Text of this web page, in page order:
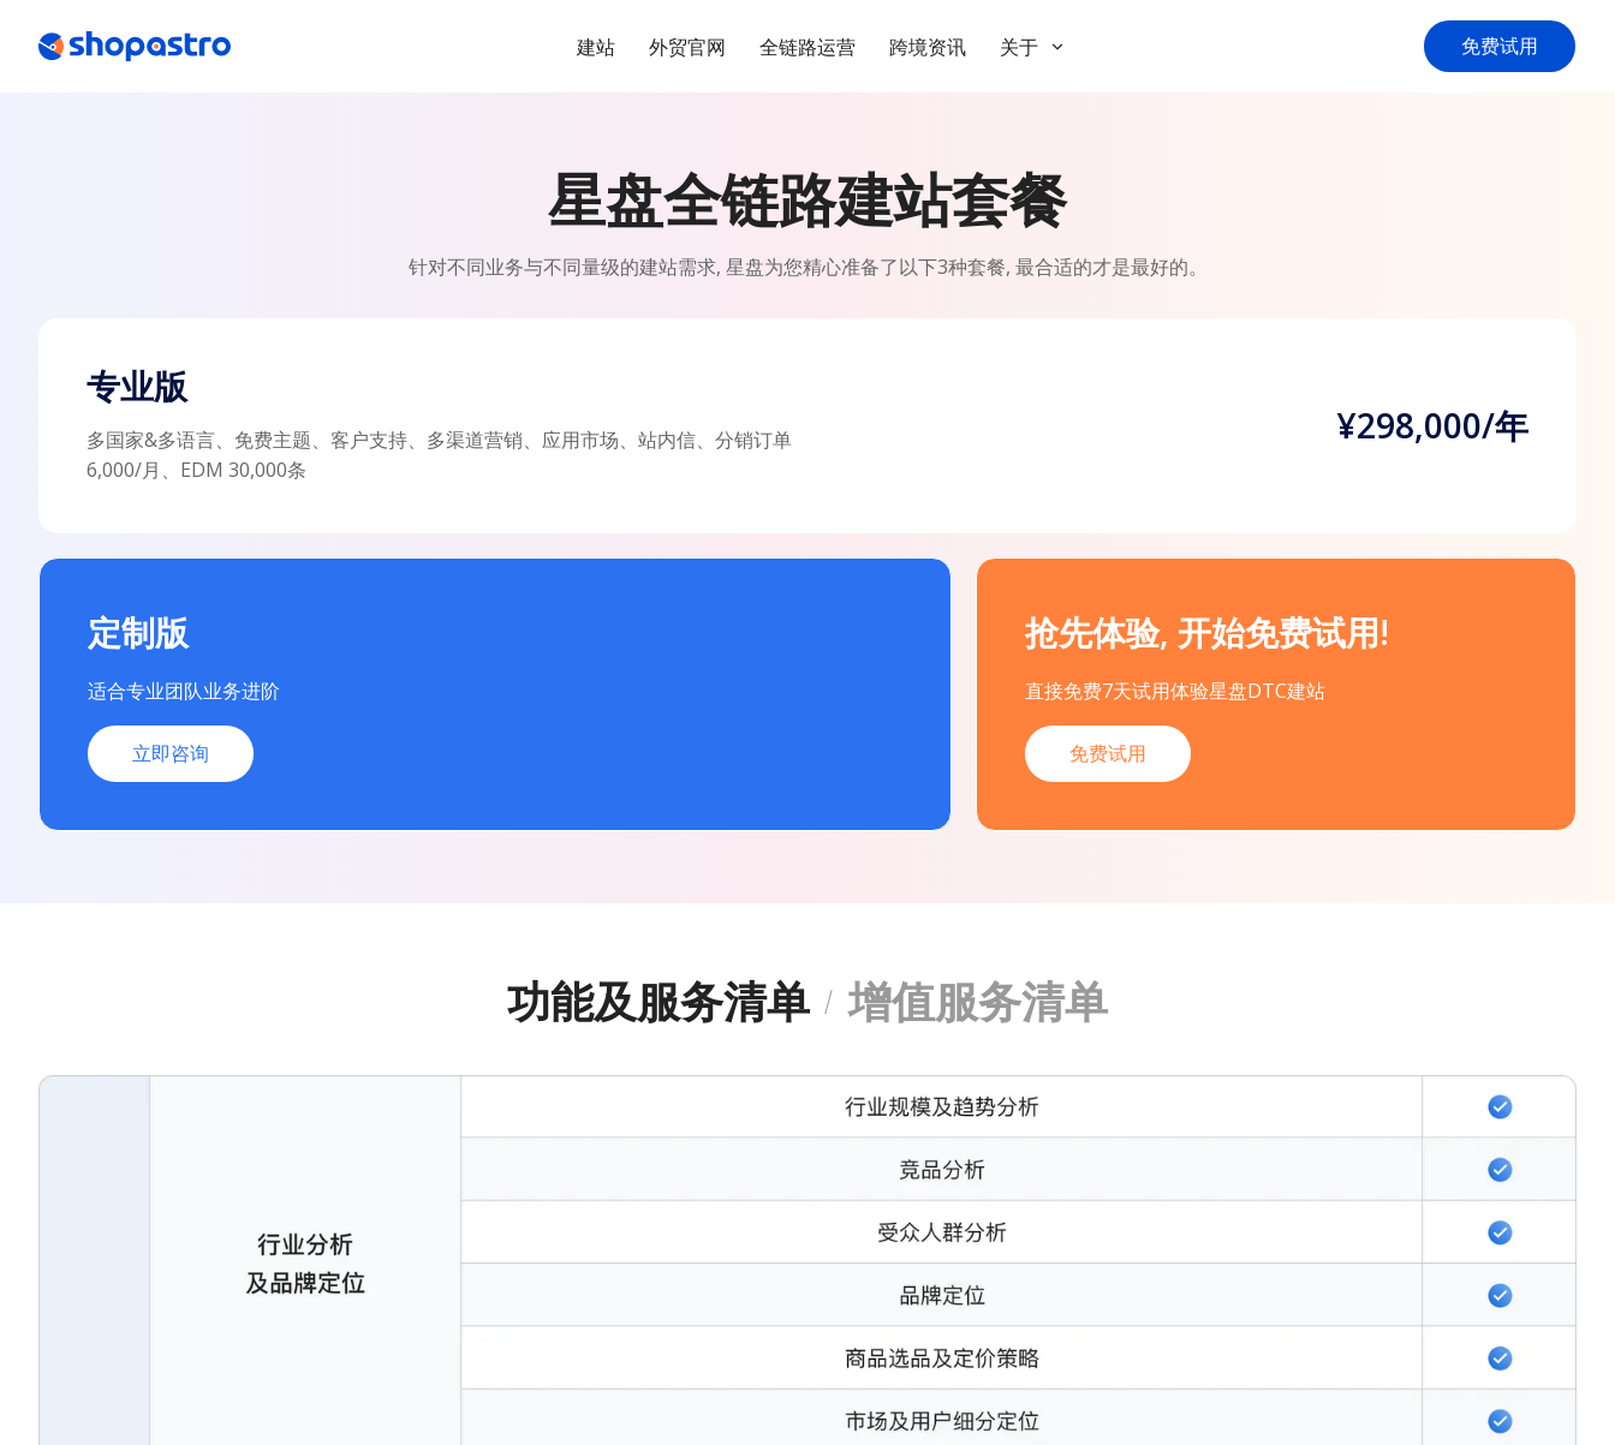
建站 外贸官网 全链路运营 跨境资讯 关于 免费试用
星盘全链路建站套餐
针对不同业务与不同量级的建站需求, 星盘为您精心准备了以下3种套餐, 最合适的才是最好的。
专业版
多国家&多语言、免费主题、客户支持、多渠道营销、应用市场、站内信、分销订单
6,000/月、EDM 30,000条
¥298,000/年
定制版
适合专业团队业务进阶
立即咨询
抢先体验, 开始免费试用!
直接免费7天试用体验星盘DTC建站
免费试用
功能及服务清单 增值服务清单